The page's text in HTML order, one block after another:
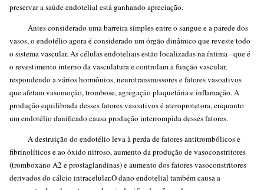
preservar a saúde endotelial está ganhando apreciação.
Antes considerado uma barreira simples entre o sangue e a parede dos
vasos, o endotélio agora é considerado um órgão dinâmico que reveste todo
o sistema vascular. As células endoteliais estão localizadas na íntima - que é
o revestimento interno da vasculatura e controlam a função vascular,
respondendo a vários hormônios, neurotransmissores e fatores vasoativos
que afetam vasomoção, trombose, agregação plaquetária e inflamação. A
produção equilibrada desses fatores vasoativos é ateroprotetora, enquanto
um endotélio danificado causa produção interrompida desses fatores.
A destruição do endotélio leva à perda de fatores antitrombólicos e
fibrinolíticos e ao óxido nitroso, aumento da produção de vasoconstritores
(tromboxano A2 e prostaglandinas) e aumento dos fatores vasoconstritores
derivados do cálcio intracelular.O dano endotelial também causa a